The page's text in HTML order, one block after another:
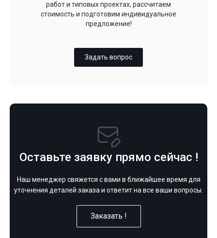
работ и типовых проектах, рассчитаем
стоимость и подготовим индивидуальное
предложение!
Задать вопрос
Оставьте заявку прямо сейчас !
Наш менеджер свяжется с вами в ближайшее время для
уточнения деталей заказа и ответит на все ваши вопросы.
Заказать !